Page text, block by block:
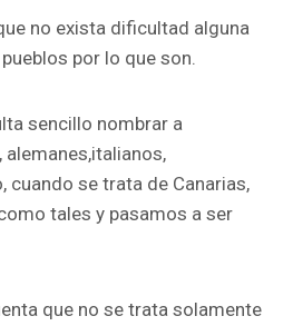
no exista dificultad alguna
por lo que son.
sencillo nombrar a
cuando se trata de Canarias,
tales y pasamos a ser
que no se trata solamente